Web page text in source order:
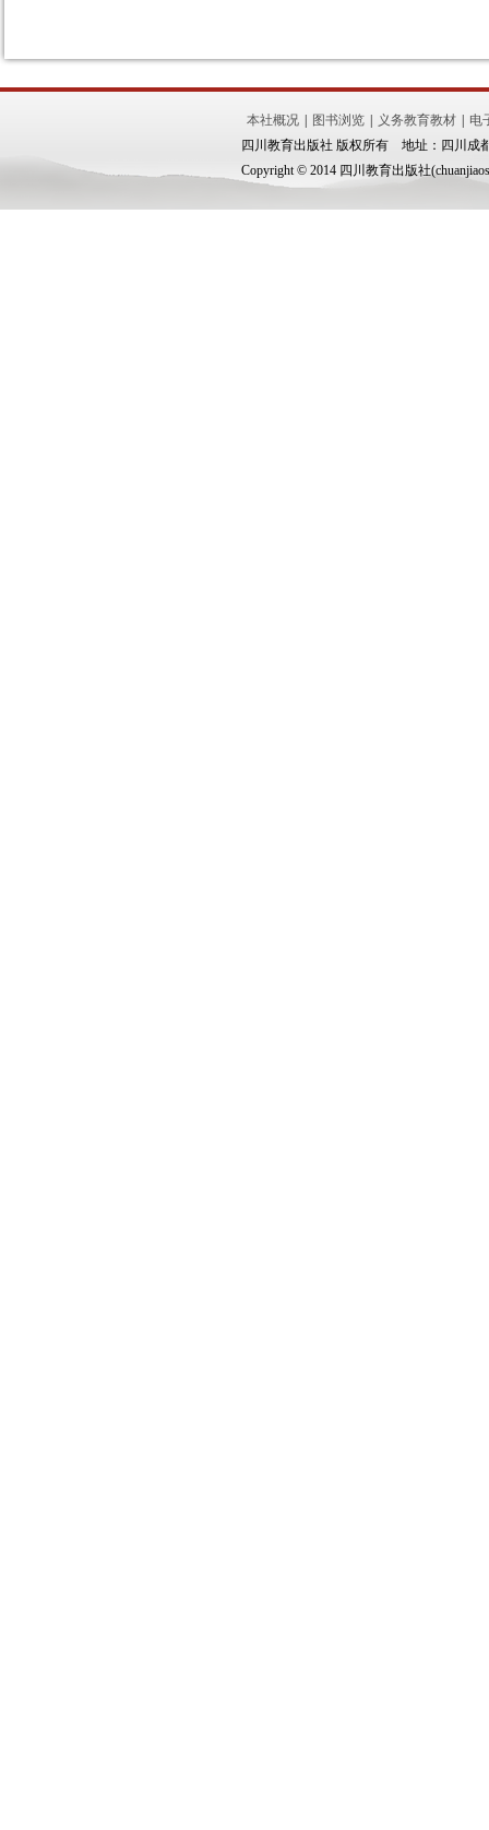
本社概况 图书浏览 义务教育教材
电
四川教育出版社 版权所有 地址：四川成
Copyright © 2014 四川教育出版社